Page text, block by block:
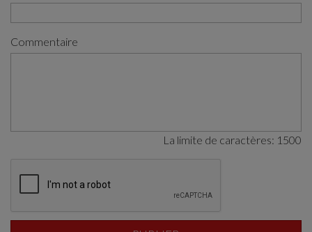
Commentaire
La limite de caractères: 1500